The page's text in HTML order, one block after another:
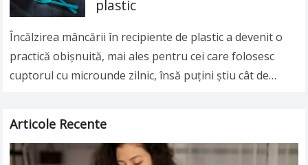
plastic
Încălzirea mâncării în recipiente de plastic a devenit o
practică obişnuită, mai ales pentru cei care folosesc
cuptorul cu microunde zilnic, însă puţini ştiu cât de
Articole Recente